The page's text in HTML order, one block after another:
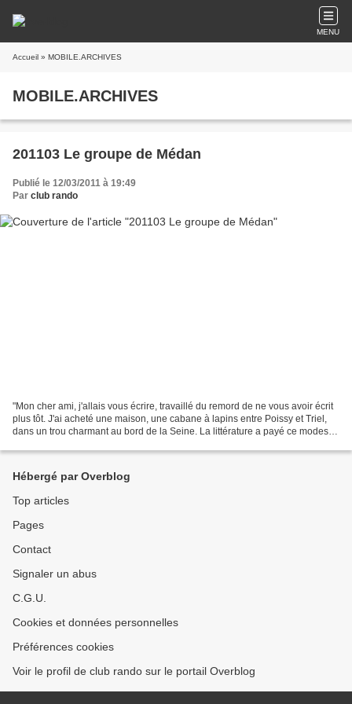
MENU
Accueil » MOBILE.ARCHIVES
MOBILE.ARCHIVES
201103 Le groupe de Médan
Publié le 12/03/2011 à 19:49
Par club rando
"Mon cher ami, j'allais vous écrire, travaillé du remord de ne vous avoir écrit
plus tôt. J'ai acheté une maison, une cabane à lapins entre Poissy et Triel,
dans un trou charmant au bord de la Seine. La littérature a payé ce modeste
Hébergé par Overblog
Top articles
Pages
Contact
Signaler un abus
C.G.U.
Cookies et données personnelles
Préférences cookies
Voir le profil de club rando sur le portail Overblog